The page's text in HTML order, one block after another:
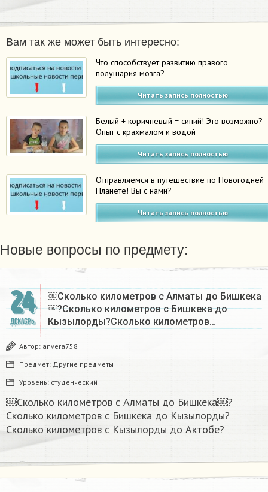
Вам так же может быть интересно:
Что способствует развитию правого
полушария мозга?
Читать запись полностью
Белый + коричневый = синий! Это возможно?
Опыт с крахмалом и водой
Читать запись полностью
Отправляемся в путешествие по Новогодней
Планете! Вы с нами?
Читать запись полностью
Новые вопросы по предмету:
24
ДЕКАБРЬ
￼Сколько километров с Алматы до Бишкека
￼?Сколько километров с Бишкека до
Кызылорды?Сколько километров…
Автор: anvera758
Предмет: Другие предметы
Уровень: студенческий
￼Сколько километров с Алматы до Бишкека￼?
Сколько километров с Бишкека до Кызылорды?
Сколько километров с Кызылорды до Актобе?